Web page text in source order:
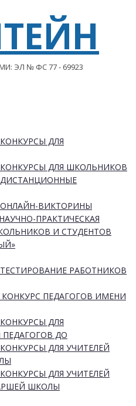
ЭЛ № ФС 77 - 69923
ДЛЯ
ДЛЯ ШКОЛЬНИКОВ
ВИКТОРИНЫ
ПРАКТИЧЕСКАЯ
И СТУДЕНТОВ
РАБОТНИКОВ
ПЕДАГОГОВ ИМЕНИ
ДЛЯ
ДО
ДЛЯ УЧИТЕЛЕЙ
ДЛЯ УЧИТЕЛЕЙ
ШКОЛЫ